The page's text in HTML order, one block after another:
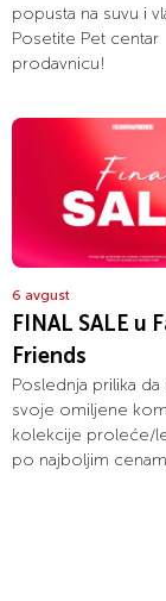
popusta na suvu i
Posetite Pet centar
prodavnicu!
6 avgust
FINAL SALE u
Friends
Poslednja prilika da
svoje omiljene
kolekcije proleće/
po najboljim